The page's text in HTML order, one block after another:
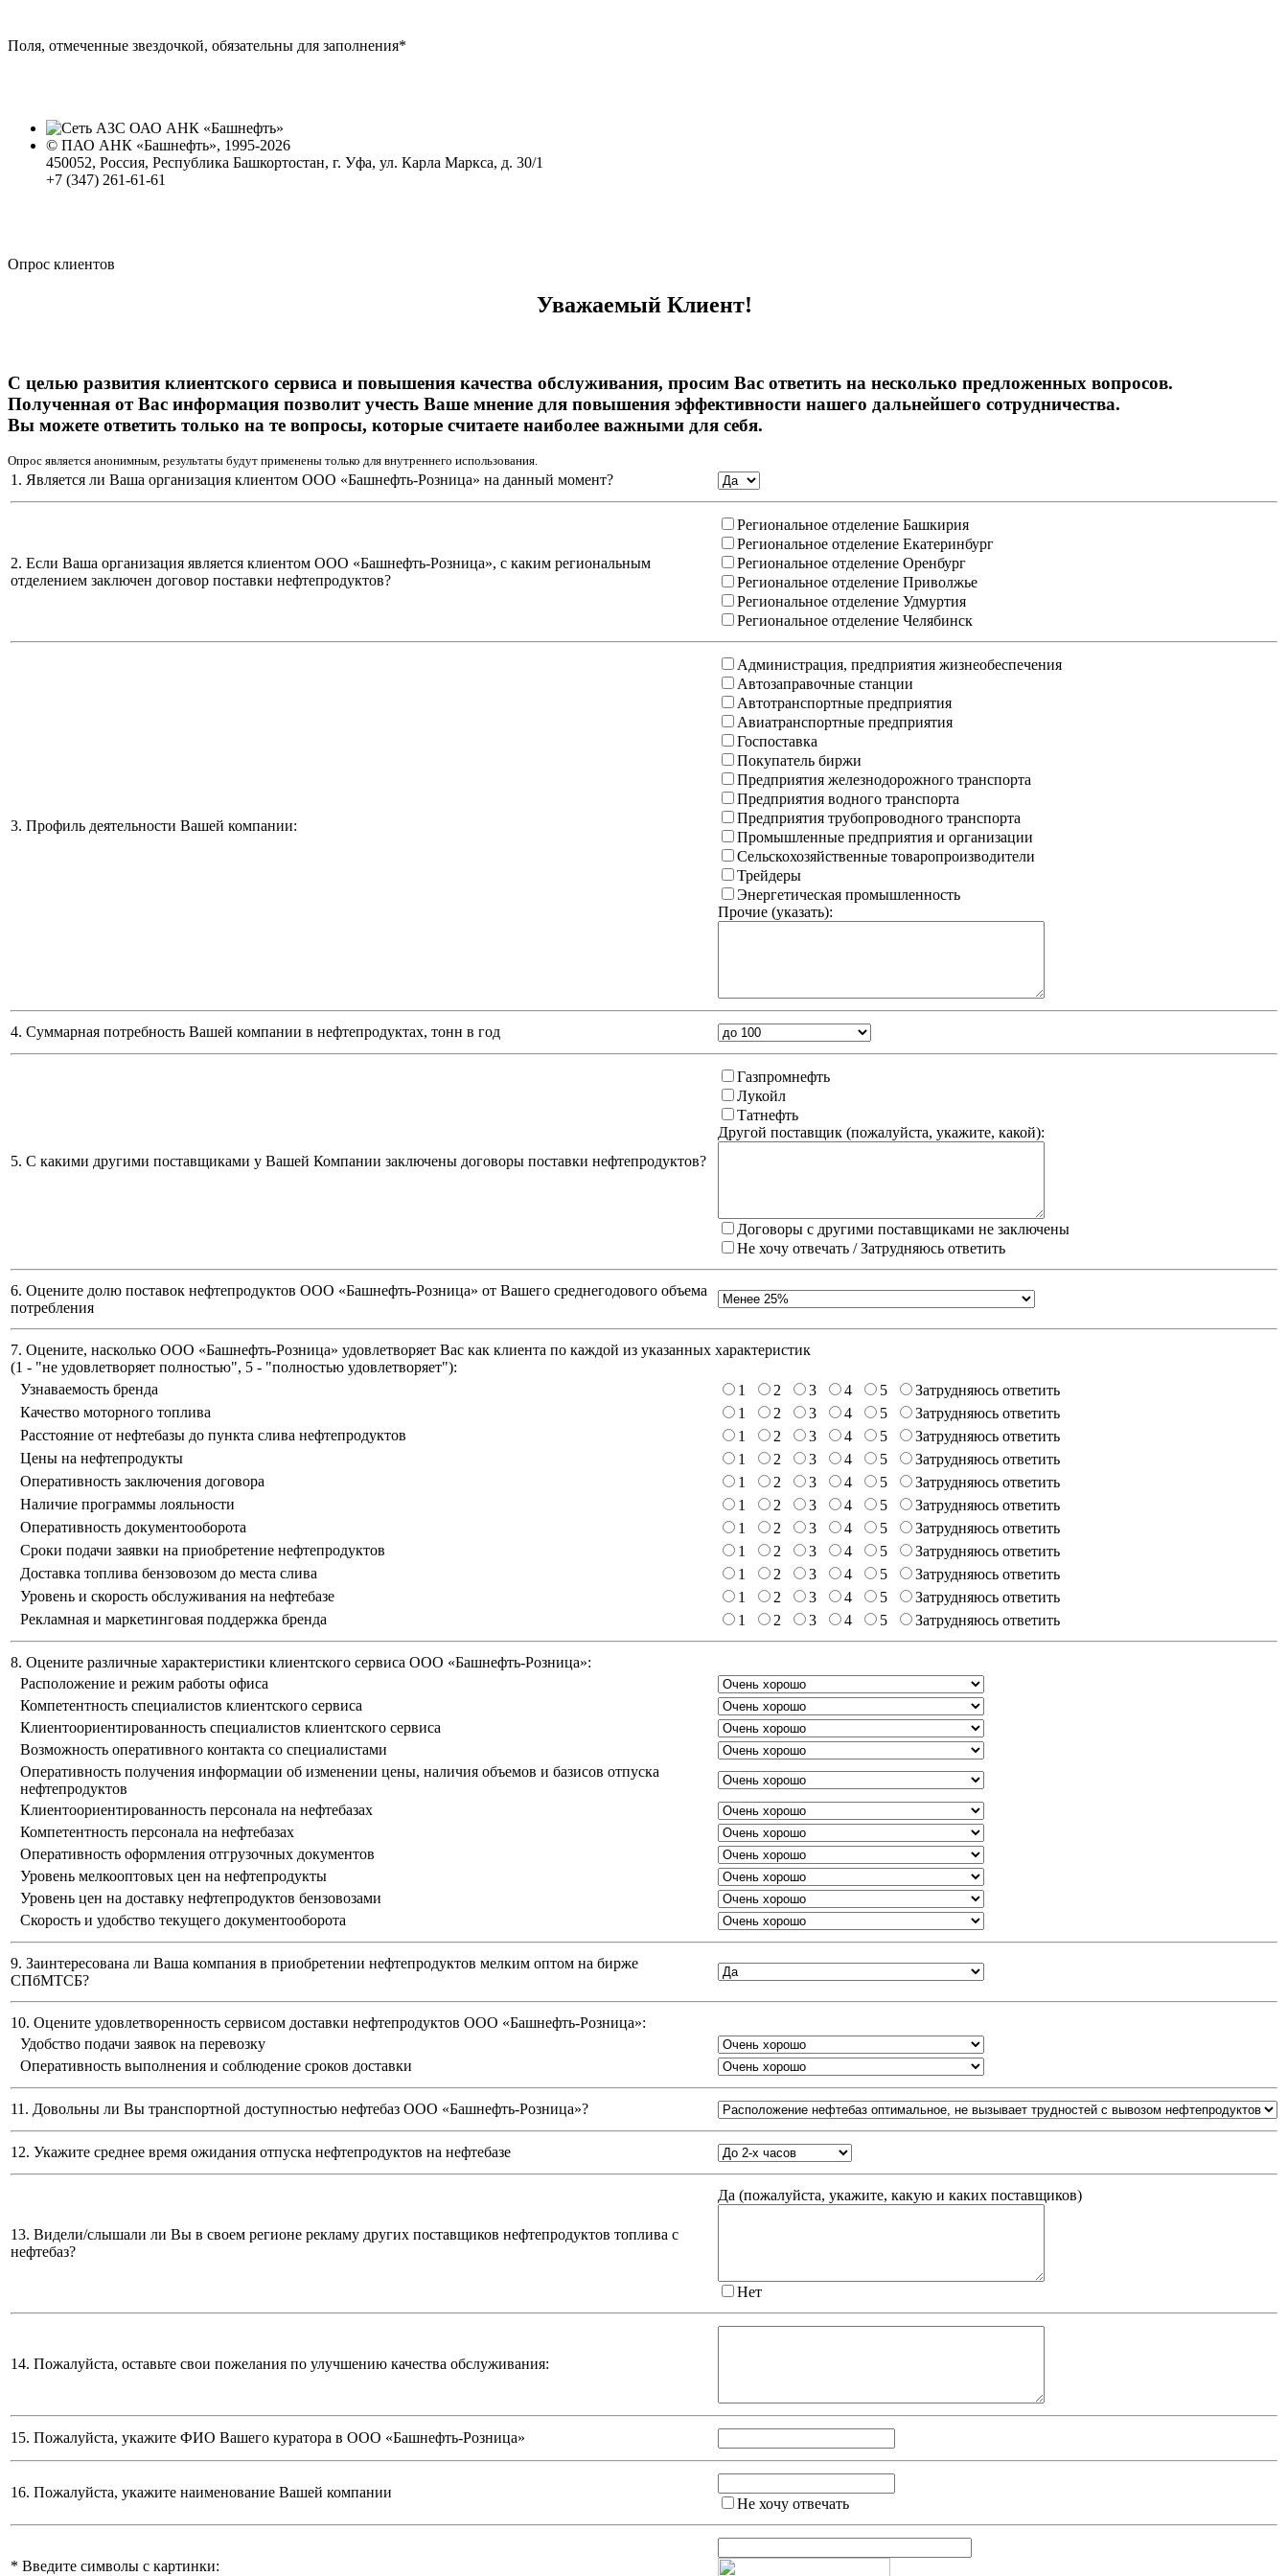
Поля, отмеченные звездочкой, обязательны для заполнения*
© ПАО АНК «Башнефть», 1995-2026
450052, Россия, Республика Башкортостан, г. Уфа, ул. Карла Маркса, д. 30/1
+7 (347) 261-61-61
Опрос клиентов
Уважаемый Клиент!
С целью развития клиентского сервиса и повышения качества обслуживания, просим Вас ответить на несколько предложенных вопросов.
Полученная от Вас информация позволит учесть Ваше мнение для повышения эффективности нашего дальнейшего сотрудничества.
Вы можете ответить только на те вопросы, которые считаете наиболее важными для себя.
Опрос является анонимным, результаты будут применены только для внутреннего использования.
1. Является ли Ваша организация клиентом ООО «Башнефть-Розница» на данный момент?
2. Если Ваша организация является клиентом ООО «Башнефть-Розница», с каким региональным
отделением заключен договор поставки нефтепродуктов?
Региональное отделение Башкирия
Региональное отделение Екатеринбург
Региональное отделение Оренбург
Региональное отделение Приволжье
Региональное отделение Удмуртия
Региональное отделение Челябинск
3. Профиль деятельности Вашей компании:
Администрация, предприятия жизнеобеспечения
Автозаправочные станции
Автотранспортные предприятия
Авиатранспортные предприятия
Госпоставка
Покупатель биржи
Предприятия железнодорожного транспорта
Предприятия водного транспорта
Предприятия трубопроводного транспорта
Промышленные предприятия и организации
Сельскохозяйственные товаропроизводители
Трейдеры
Энергетическая промышленность
Прочие (указать):
4. Суммарная потребность Вашей компании в нефтепродуктах, тонн в год
5. С какими другими поставщиками у Вашей Компании заключены договоры поставки нефтепродуктов?
Газпромнефть
Лукойл
Татнефть
Другой поставщик (пожалуйста, укажите, какой):
Договоры с другими поставщиками не заключены
Не хочу отвечать / Затрудняюсь ответить
6. Оцените долю поставок нефтепродуктов ООО «Башнефть-Розница» от Вашего среднегодового объема
потребления
7. Оцените, насколько ООО «Башнефть-Розница» удовлетворяет Вас как клиента по каждой из указанных характеристик
(1 - "не удовлетворяет полностью", 5 - "полностью удовлетворяет"):
Узнаваемость бренда
1 2 3 4 5
Затрудняюсь ответить
Качество моторного топлива
1 2 3 4 5
Затрудняюсь ответить
Расстояние от нефтебазы до пункта слива нефтепродуктов
1 2 3 4 5
Затрудняюсь ответить
Цены на нефтепродукты
1 2 3 4 5
Затрудняюсь ответить
Оперативность заключения договора
1 2 3 4 5
Затрудняюсь ответить
Наличие программы лояльности
1 2 3 4 5
Затрудняюсь ответить
Оперативность документооборота
1 2 3 4 5
Затрудняюсь ответить
Сроки подачи заявки на приобретение нефтепродуктов
1 2 3 4 5
Затрудняюсь ответить
Доставка топлива бензовозом до места слива
1 2 3 4 5
Затрудняюсь ответить
Уровень и скорость обслуживания на нефтебазе
1 2 3 4 5
Затрудняюсь ответить
Рекламная и маркетинговая поддержка бренда
1 2 3 4 5 Затрудняюсь ответить
8. Оцените различные характеристики клиентского сервиса ООО «Башнефть-Розница»:
Расположение и режим работы офиса
Компетентность специалистов клиентского сервиса
Клиентоориентированность специалистов клиентского сервиса
Возможность оперативного контакта со специалистами
Оперативность получения информации об изменении цены, наличия объемов и базисов отпуска
нефтепродуктов
Клиентоориентированность персонала на нефтебазах
Компетентность персонала на нефтебазах
Оперативность оформления отгрузочных документов
Уровень мелкооптовых цен на нефтепродукты
Уровень цен на доставку нефтепродуктов бензовозами
Скорость и удобство текущего документооборота
9. Заинтересована ли Ваша компания в приобретении нефтепродуктов мелким оптом на бирже
СПбМТСБ?
10. Оцените удовлетворенность сервисом доставки нефтепродуктов ООО «Башнефть-Розница»:
Удобство подачи заявок на перевозку
Оперативность выполнения и соблюдение сроков доставки
11. Довольны ли Вы транспортной доступностью нефтебаз ООО «Башнефть-Розница»?
12. Укажите среднее время ожидания отпуска нефтепродуктов на нефтебазе
13. Видели/слышали ли Вы в своем регионе рекламу других поставщиков нефтепродуктов топлива с
нефтебаз?
Да (пожалуйста, укажите, какую и каких поставщиков)
Нет
14. Пожалуйста, оставьте свои пожелания по улучшению качества обслуживания:
15. Пожалуйста, укажите ФИО Вашего куратора в ООО «Башнефть-Розница»
16. Пожалуйста, укажите наименование Вашей компании
Не хочу отвечать
* Введите символы с картинки: